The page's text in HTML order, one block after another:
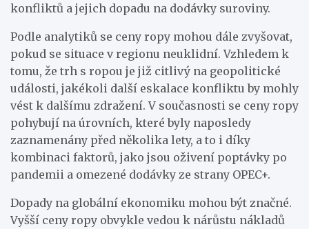
konfliktů a jejich dopadu na dodávky suroviny.
Podle analytiků se ceny ropy mohou dále zvyšovat,
pokud se situace v regionu neuklidní. Vzhledem k
tomu, že trh s ropou je již citlivý na geopolitické
události, jakékoli další eskalace konfliktu by mohly
vést k dalšímu zdražení. V současnosti se ceny ropy
pohybují na úrovních, které byly naposledy
zaznamenány před několika lety, a to i díky
kombinaci faktorů, jako jsou oživení poptávky po
pandemii a omezené dodávky ze strany OPEC+.
Dopady na globální ekonomiku mohou být značné.
Vyšší ceny ropy obvykle vedou k nárůstu nákladů